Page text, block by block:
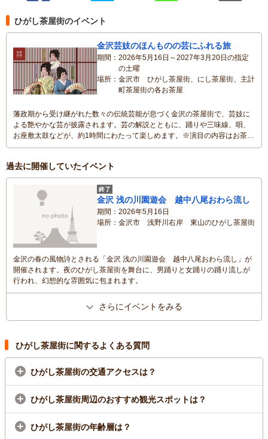
ひがし茶屋街のイベント
金沢芸妓のほんものの芸にふれる旅
期間
2026年5月16日～2027年3月20日の指定
の土曜
場所
金沢市 ひがし茶屋街、にし茶屋街、主計
町茶屋街の各お茶屋
藩政期から受け継がれた数々の伝統芸能が息づく金沢の茶屋街で、芸妓に
よる艶やかな芸が披露されます。芸の解説とともに、踊りや三味線、唄、
お座敷太鼓などが、約1時間にわたって楽しめます。※演目の内容はお茶屋
により異なります。
過去に開催していたイベント
終了
金沢 浅の川園遊会 越中八尾おわら流し
期間
2026年5月16日
場所
金沢市 浅野川右岸 東山のひがし茶屋街
金沢の春の風物詩とされる「金沢 浅の川園遊会 越中八尾おわら流し」が
開催されます。夜のひがし茶屋街を舞台に、男踊りと女踊りの踊り流しが
行われ、幻想的な雰囲気に包まれます。
さらにイベントをみる
ひがし茶屋街に関するよくある質問
ひがし茶屋街の交通アクセスは？
ひがし茶屋街周辺のおすすめ観光スポットは？
ひがし茶屋街の年齢層は？